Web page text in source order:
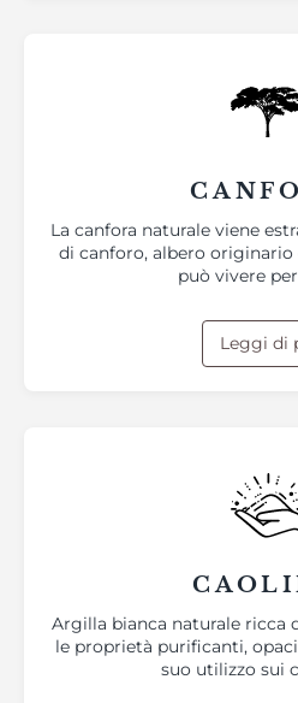
La canfora naturale viene
di canforo, albero originario
può vivere
Leggi di
Argilla bianca naturale ricca
le proprietà purificanti,
suo utilizzo sui